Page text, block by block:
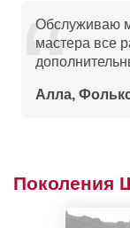
Обслуживаю
мастера все
Алла,
Поколения